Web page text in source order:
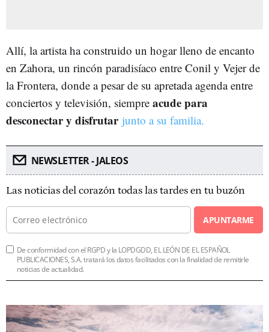
Allí, la artista ha construido un hogar lleno de encanto
en Zahora, un rincón paradisíaco entre Conil y Vejer de
la Frontera, donde a pesar de su apretada agenda entre
conciertos y televisión, siempre acude para
desconectar y disfrutar junto a su familia.
NEWSLETTER - JALEOS
Las noticias del corazón todas las tardes en tu buzón
APUNTARME
De conformidad con el RGPD y la LOPDGDD, EL LEÓN DE EL ESPAÑOL
PUBLICACIONES, S.A. tratará los datos facilitados con la finalidad de remitirle
noticias de actualidad.